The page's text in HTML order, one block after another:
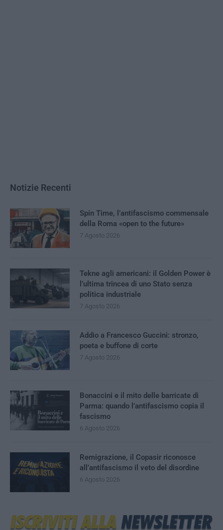
Notizie Recenti
Spin Time, l’antifascismo commensale
della Roma «open to the future»
7 Agosto 2026
Tekne agli americani: il Golden Power è
l’ultima trincea di uno Stato senza
politica industriale
7 Agosto 2026
Addio a Francesco Guccini: stronzo,
poeta e buffone di corte
7 Agosto 2026
Bonaccini e il mito delle barricate di
Parma: quando l’antifascismo copia il
fascismo
6 Agosto 2026
Remigrazione, il Copasir riconosce
all’antifascismo il veto del disordine
6 Agosto 2026